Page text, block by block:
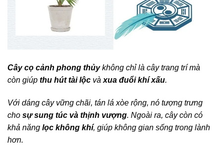
Cây cọ cảnh phong thủykhông chỉ là cây trang trí mà
còn giúp thu hút tài lộc và xua đuổi khí xấu.
Với dáng cây vững chãi, tán lá xòe rộng, nó tượng trưng
cho sự sung túc và thịnh vượng. Ngoài ra, cây còn có
khả năng lọc không khí, giúp không gian sống trong lành
hơn.